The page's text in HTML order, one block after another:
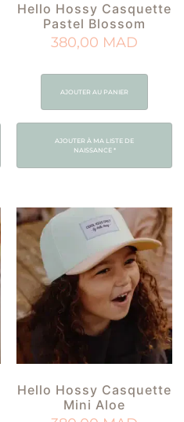
Hello Hossy Casquette
Pastel Blossom
380,00 MAD
AJOUTER AU PANIER
AJOUTER À MA LISTE DE
NAISSANCE*
Hello Hossy Casquette
Mini Aloe